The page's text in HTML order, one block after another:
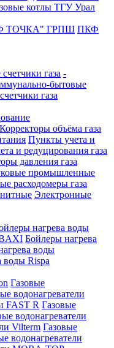
котлы ТГУ Урал
ТОЧКА" ГРПШ ПКФ
газа -
бытовые
газа
Корректоры объёма газа
Пункты учета и
и редуцирования газа
давления газа
промышленные
расходомеры газа
Электронные
нагрева воды
Бойлеры нагрева
воды
воды Rispa
Газовые
водонагреватели
FAST R Газовые
водонагреватели
Vilterm Газовые
водонагреватели